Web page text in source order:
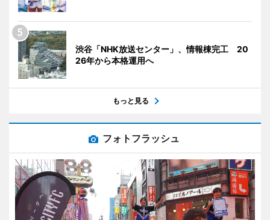
渋谷「NHK放送センター」、情報棟完工 20
26年から本格運用へ
もっと見る
フォトフラッシュ